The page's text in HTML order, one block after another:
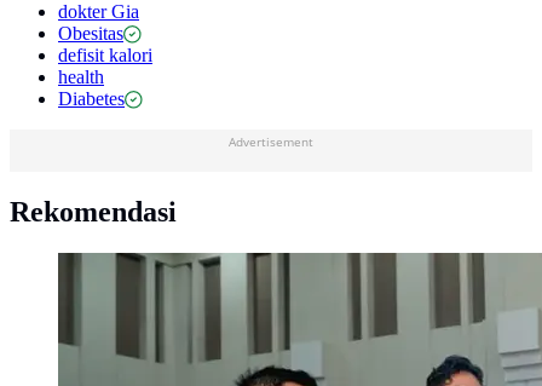
dokter Gia
Obesitas
defisit kalori
health
Diabetes
Advertisement
Rekomendasi